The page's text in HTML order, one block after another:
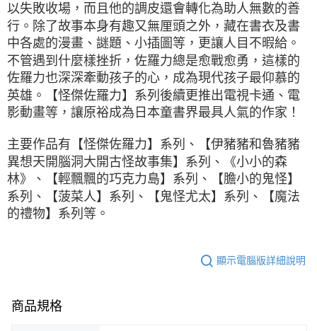
以失敗收場，而且他的調皮還會轉化為助人無數的善
行。除了故事本身有趣又無厘頭之外，藏在書衣及書
中各處的漫畫、謎題、小插圖等，更讓人目不暇給。
不管遇到什麼樣挫折，佐羅力總是愈戰愈勇，這樣的
佐羅力也深深牽動孩子的心，成為現代孩子最仰慕的
英雄。【怪傑佐羅力】系列後續更推出電視卡通、電
影動畫等，讓原裕成為日本童書界最具人氣的作家！
主要作品有【怪傑佐羅力】系列、【伊豬豬和魯豬豬
異想天開腦洞大開古怪故事集】系列、
《小小的森
林》、【輕飄飄的巧克力島】系列、【膽小的鬼怪】
系列、【菠菜人】系列、【鬼怪尤太】系列、【魔法
的禮物】系列等。
顯示電腦版詳細說明
商品規格